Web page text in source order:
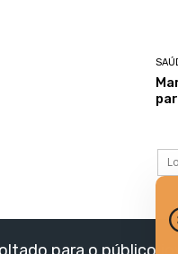
para o público